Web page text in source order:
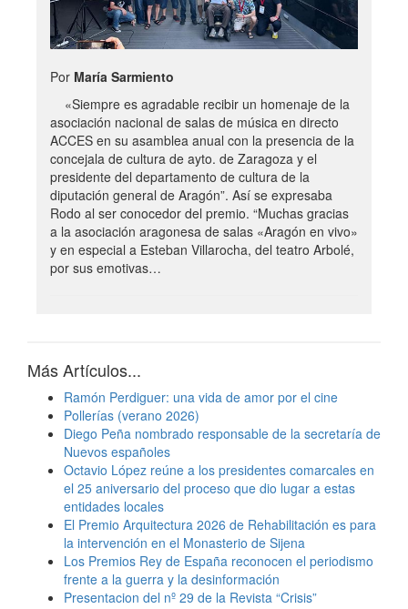
Por María Sarmiento
«Siempre es agradable recibir un homenaje de la
asociación nacional de salas de música en directo
ACCES en su asamblea anual con la presencia de la
concejala de cultura de ayto. de Zaragoza y el
presidente del departamento de cultura de la
diputación general de Aragón”. Así se expresaba
Rodo al ser conocedor del premio. “Muchas gracias
a la asociación aragonesa de salas «Aragón en vivo»
y en especial a Esteban Villarocha, del teatro Arbolé,
por sus emotivas…
Más Artículos...
Ramón Perdiguer: una vida de amor por el cine
Pollerías (verano 2026)
Diego Peña nombrado responsable de la secretaría de
Nuevos españoles
Octavio López reúne a los presidentes comarcales en
el 25 aniversario del proceso que dio lugar a estas
entidades locales
El Premio Arquitectura 2026 de Rehabilitación es para
la intervención en el Monasterio de Sijena
Los Premios Rey de España reconocen el periodismo
frente a la guerra y la desinformación
Presentacion del nº 29 de la Revista “Crisis”